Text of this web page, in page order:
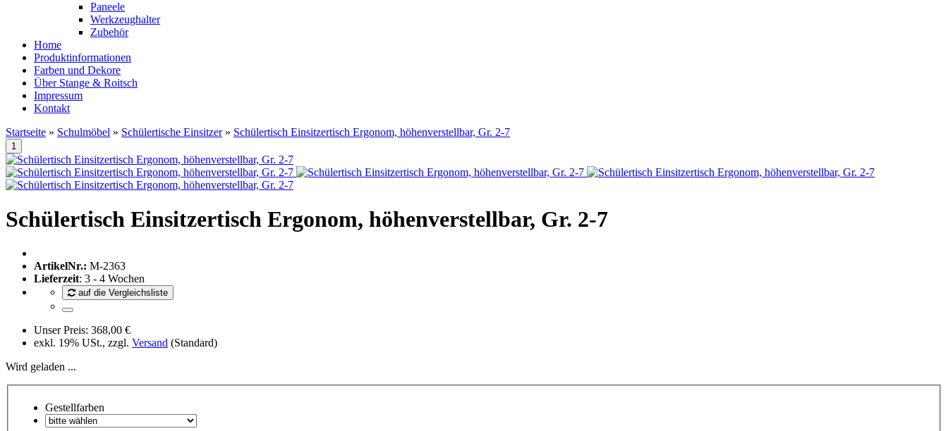
Paneele
Werkzeughalter
Zubehör
Home
Produktinformationen
Farben und Dekore
Über Stange & Roitsch
Impressum
Kontakt
Startseite » Schulmöbel » Schülertische Einsitzer» Schülertisch Einsitzertisch Ergonom, höhenverstellbar, Gr. 2-7
Schülertisch Einsitzertisch Ergonom, höhenverstellbar, Gr. 2-7
ArtikelNr.: M-2363
Lieferzeit: 3 - 4 Wochen
auf die Vergleichsliste
Unser Preis: 368,00 €
exkl. 19% USt., zzgl. Versand (Standard)
Wird geladen ...
Gestellfarben